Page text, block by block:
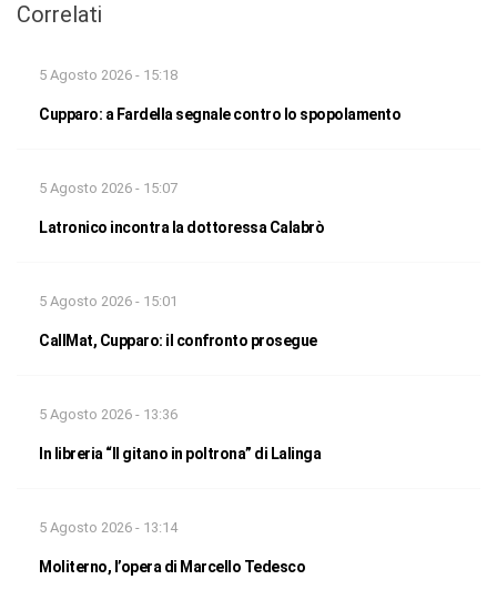
Correlati
5 Agosto 2026 - 15:18
Cupparo: a Fardella segnale contro lo spopolamento
5 Agosto 2026 - 15:07
Latronico incontra la dottoressa Calabrò
5 Agosto 2026 - 15:01
CallMat, Cupparo: il confronto prosegue
5 Agosto 2026 - 13:36
In libreria “Il gitano in poltrona” di Lalinga
5 Agosto 2026 - 13:14
Moliterno, l’opera di Marcello Tedesco